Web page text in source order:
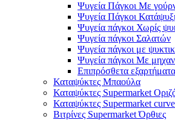
Ψυγεία Πάγκοι Με
Ψυγεία Πάγκοι
Ψυγεία πάγκοι Χωρίς
Ψυγεία πάγκοι Σαλατών
Ψυγεία πάγκοι με
Ψυγεία πάγκοι Με
Επιπρόσθετα εξαρτήματα
Καταψύκτες Μπαούλα
Καταψύκτες Supermarket
Καταψύκτες Supermarket
Βιτρίνες Supermarket Όρθιες